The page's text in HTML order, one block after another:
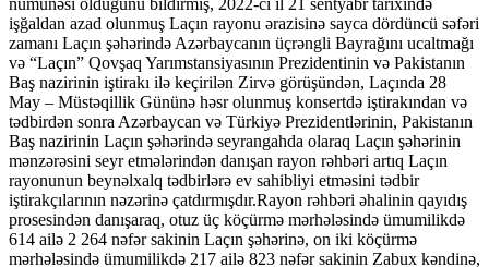
işğaldan azad olunmuş Laçın rayonu ərazisinə sayca dördüncü səfəri
zamanı Laçın şəhərində Azərbaycanın üçrəngli Bayrağını ucaltmağı
və “Laçın” Qovşaq Yarımstansiyasının Prezidentinin və Pakistanın
Baş nazirinin iştirakı ilə keçirilən Zirvə görüşündən, Laçında 28
May – Müstəqillik Gününə həsr olunmuş konsertdə iştirakından və
tədbirdən sonra Azərbaycan və Türkiyə Prezidentlərinin, Pakistanın
Baş nazirinin Laçın şəhərində seyrangahda olaraq Laçın şəhərinin
mənzərəsini seyr etmələrindən danışan rayon rəhbəri artıq Laçın
rayonunun beynəlxalq tədbirlərə ev sahibliyi etməsini tədbir
iştirakçılarının nəzərinə çatdırmışdır.Rayon rəhbəri əhalinin qayıdış
prosesindən danışaraq, otuz üç köçürmə mərhələsində ümumilikdə
614 ailə 2 264 nəfər sakinin Laçın şəhərinə, on iki köçürmə
mərhələsində ümumilikdə 217 ailə 823 nəfər sakinin Zabux kəndinə,